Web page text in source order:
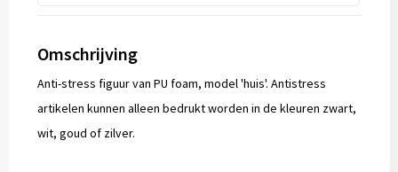
Omschrijving
Anti-stress figuur van PU foam, model 'huis'. Antistress
artikelen kunnen alleen bedrukt worden in de kleuren zwart,
wit, goud of zilver.